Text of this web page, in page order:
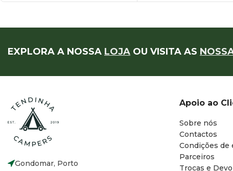
EXPLORA A NOSSA LOJA OU VISITA AS
Gondomar, Porto
Apoio ao
Sobre nós
Contactos
Condições de
Parceiros
Trocas e